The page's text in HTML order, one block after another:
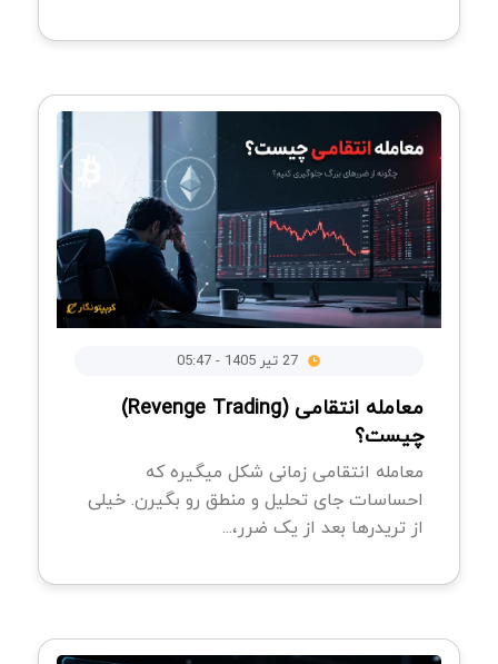
معامله انتقامی (Revenge Trading)
چیست؟
معامله انتقامی زمانی شکل میگیره که
احساسات جای تحلیل و منطق رو بگیرن. خیلی
از تریدرها بعد از یک ضرر،...